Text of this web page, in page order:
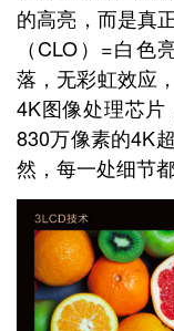
的高亮，而是真
（CLO）=白色
落，无彩虹效应
4K图像处理芯片
830万像素的4K
然，每一处细节